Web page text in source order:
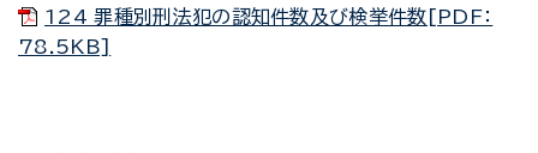
124 罪種別刑法犯の認知件数及び検挙件数[PDF：
78.5KB]